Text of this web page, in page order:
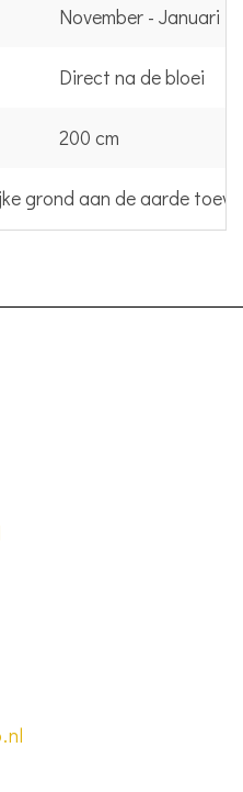
November - Januari
Direct na de bloei
200 cm
grond aan de aarde